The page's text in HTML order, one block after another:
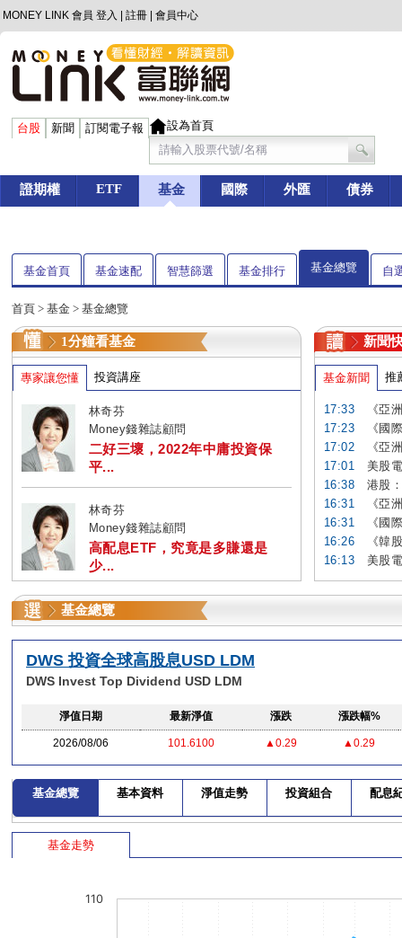
MONEY LINK 會員 登入 註冊 會員中心
台股 新聞 訂閱電子報 設為首頁
證期權 ETF 基金 國際 外匯 債券
基金首頁 基金速配 智慧篩選 基金排行 基金總覽 自
首頁 > 基金 > 基金總覽
1分鐘看基金
專家讓您懂 投資講座
林奇芬
Money錢雜誌顧問
二好三壞，2022年中庸投資保
平...
林奇芬
Money錢雜誌顧問
高配息ETF，究竟是多賺還是
少...
新聞
基金新聞 推
17:33
《亞
17:23
《國
17:02
《亞
17:01
美股
16:38
港股
16:31
《亞
16:31
《國
16:26
《韓
16:13
美股
基金總覽
DWS 投資全球高股息USD LDM
DWS Invest Top Dividend USD LDM
淨值日期 最新淨值 漲跌 漲跌幅%
2026/08/06 101.6100 ▲0.29 ▲0.29
基金總覽 基本資料 淨值走勢 投資組合 配息
基金走勢
110